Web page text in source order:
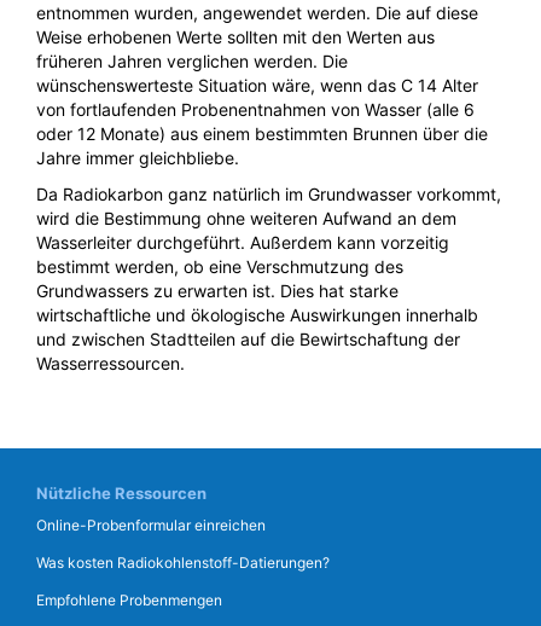
entnommen wurden, angewendet werden. Die auf diese
Weise erhobenen Werte sollten mit den Werten aus
früheren Jahren verglichen werden. Die
wünschenswerteste Situation wäre, wenn das C 14 Alter
von fortlaufenden Probenentnahmen von Wasser (alle 6
oder 12 Monate) aus einem bestimmten Brunnen über die
Jahre immer gleichbliebe.
Da Radiokarbon ganz natürlich im Grundwasser vorkommt,
wird die Bestimmung ohne weiteren Aufwand an dem
Wasserleiter durchgeführt. Außerdem kann vorzeitig
bestimmt werden, ob eine Verschmutzung des
Grundwassers zu erwarten ist. Dies hat starke
wirtschaftliche und ökologische Auswirkungen innerhalb
und zwischen Stadtteilen auf die Bewirtschaftung der
Wasserressourcen.
Nützliche Ressourcen
Online-Probenformular einreichen
Was kosten Radiokohlenstoff-Datierungen?
Empfohlene Probenmengen